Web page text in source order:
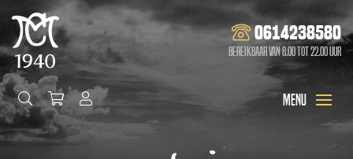
0614238580
Bereikbaar van 8.00 tot 22.00 uur